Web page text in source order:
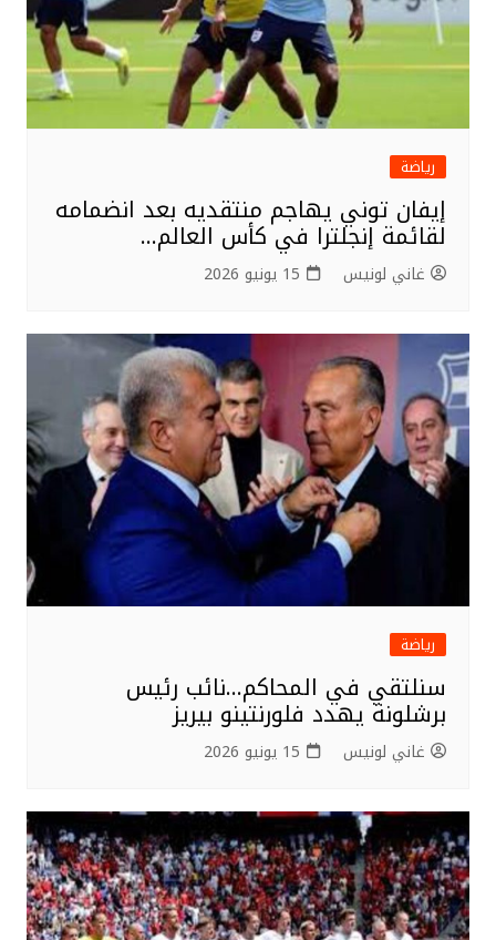
رياضة
إيفان توني يهاجم منتقديه بعد انضمامه
لقائمة إنجلترا في كأس العالم…
غاني لونيس 15 يونيو 2026
رياضة
سنلتقي في المحاكم…نائب رئيس
برشلونة يهدد فلورنتينو بيريز
غاني لونيس 15 يونيو 2026